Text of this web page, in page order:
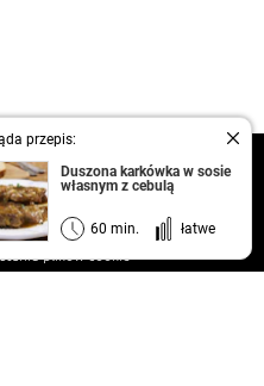
przepis:
Duszona karkówka w sosie
własnym z cebulą
60 min. łatwe
plików cookie